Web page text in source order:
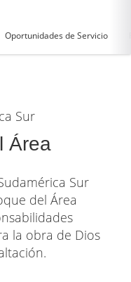
Oportunidades de Servicio
Sur
Área
Sur
del Área
la obra de Dios